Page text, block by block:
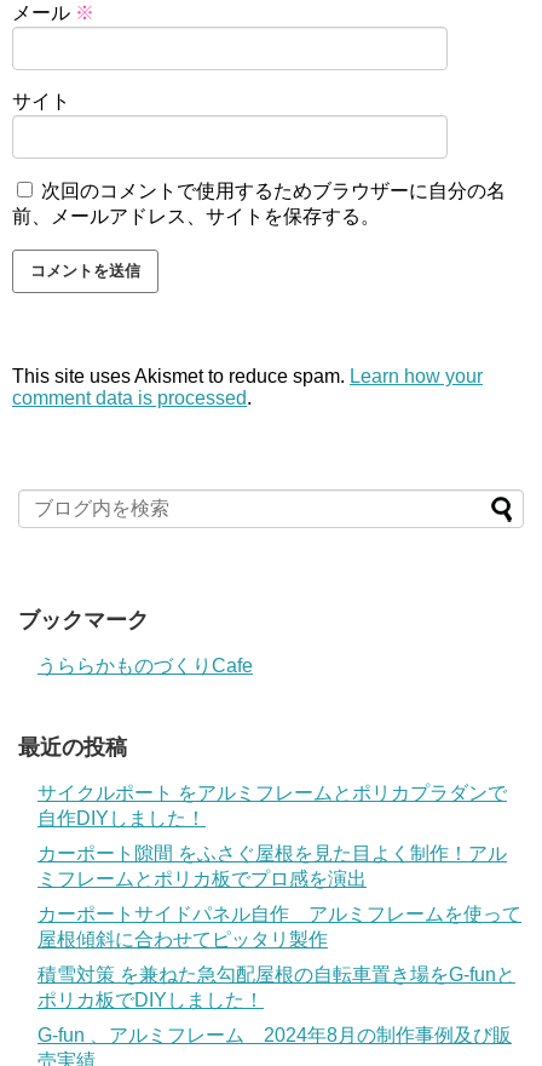
メール ※
サイト
次回のコメントで使用するためブラウザーに自分の名
前、メールアドレス、サイトを保存する。
This site uses Akismet to reduce spam. Learn how your
comment data is processed.
ブックマーク
うららかものづくりCafe
最近の投稿
サイクルポート をアルミフレームとポリカプラダンで
自作DIYしました！
カーポート隙間 をふさぐ屋根を見た目よく制作！アル
ミフレームとポリカ板でプロ感を演出
カーポートサイドパネル自作 アルミフレームを使って
屋根傾斜に合わせてピッタリ製作
積雪対策 を兼ねた急勾配屋根の自転車置き場をG-funと
ポリカ板でDIYしました！
G-fun 、アルミフレーム 2024年8月の制作事例及び販
売実績